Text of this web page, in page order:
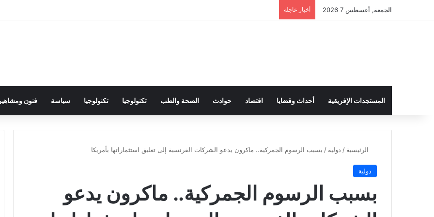
الجمعة, أغسطس 7 2026 أخبار عاجلة
المستجدات الإفريقية أحداث وقضايا اقتصاد حوادث الصحة والطب تكنولوجيا تكنولوجيا سياسة فنون ومشاهير
الرئيسية / دولية / بسبب الرسوم الجمركية.. ماكرون يدعو الشركات الفرنسية إلى تعليق استثماراتها بأمريكا
دولية
بسبب الرسوم الجمركية.. ماكرون يدعو